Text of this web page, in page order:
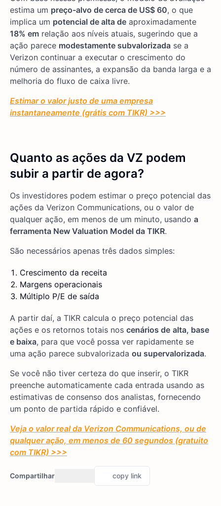
estima um preço-alvo de cerca de US$ 60, o que
implica um potencial de alta de aproximadamente
18% em relação aos níveis atuais, sugerindo que a
ação parece modestamente subvalorizada se a
Verizon continuar a executar o crescimento do
número de assinantes, a expansão da banda larga e a
melhoria do fluxo de caixa livre.
Estimar o valor justo de uma empresa
instantaneamente (grátis com TIKR) >>>
Quanto as ações da VZ podem
subir a partir de agora?
Os investidores podem estimar o preço potencial das
ações da Verizon Communications, ou o valor de
qualquer ação, em menos de um minuto, usando a
ferramenta New Valuation Model da TIKR.
São necessários apenas três dados simples:
Crescimento da receita
Margens operacionais
Múltiplo P/E de saída
A partir daí, a TIKR calcula o preço potencial das
ações e os retornos totais nos cenários de alta, base
e baixa, para que você possa ver rapidamente se
uma ação parece subvalorizada ou supervalorizada.
Se você não tiver certeza do que inserir, o TIKR
preenche automaticamente cada entrada usando as
estimativas de consenso dos analistas, fornecendo
um ponto de partida rápido e confiável.
Veja o valor real da Verizon Communications, ou de
qualquer ação, em menos de 60 segundos (gratuito
com TIKR) >>>
Compartilhar copy link